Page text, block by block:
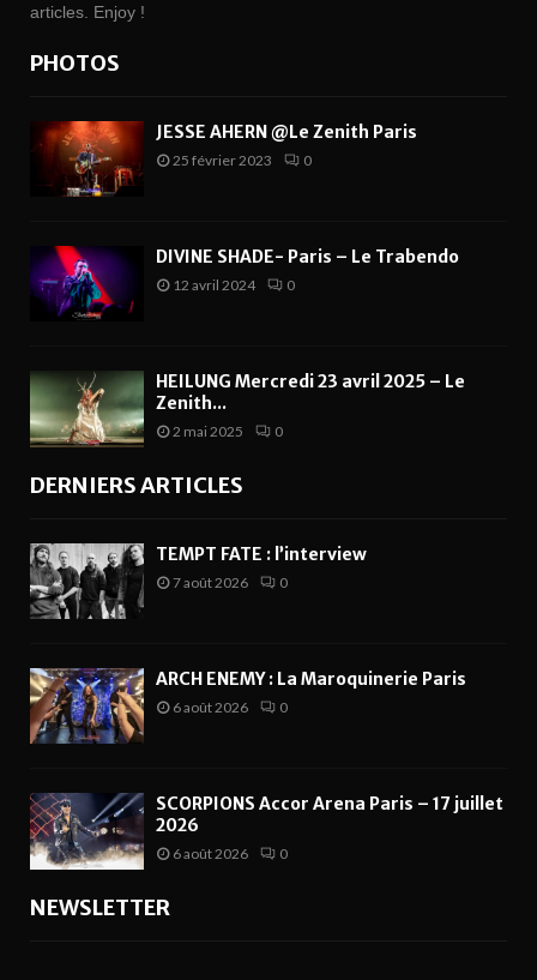
articles. Enjoy !
PHOTOS
JESSE AHERN @Le Zenith Paris
25 février 2023 0
DIVINE SHADE- Paris – Le Trabendo
12 avril 2024 0
HEILUNG Mercredi 23 avril 2025 – Le
Zenith...
2 mai 2025 0
DERNIERS ARTICLES
TEMPT FATE : l’interview
7 août 2026 0
ARCH ENEMY : La Maroquinerie Paris
6 août 2026 0
SCORPIONS Accor Arena Paris – 17 juillet
2026
6 août 2026 0
NEWSLETTER